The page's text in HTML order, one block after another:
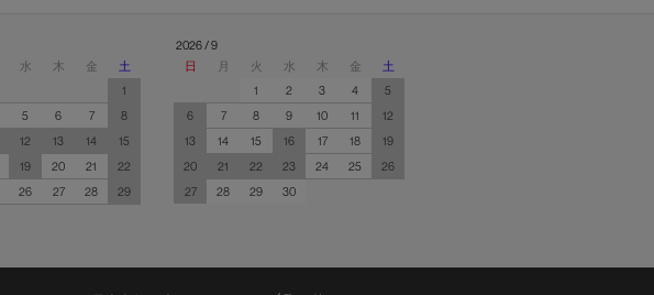
水 木 金
土
1
5 6 7
8
12 13 14
15
19 20 21
22
26 27 28
29
2026 / 9
日
月 火 水 木 金
土
1
2 3 4
5
6
7 8 9 10 11
12
13
14 15 16 17 18
19
20
21 22 23 24 25
26
27
28 29 30